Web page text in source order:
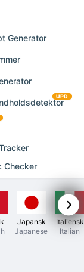
Generator
UPD
Checker
Japansk
Japanese
Italiensk
Italian